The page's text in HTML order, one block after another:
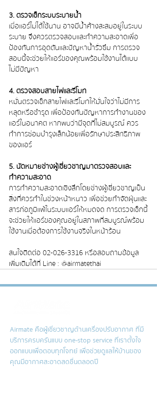
3. ตรวจเช็กระบบระบายน้ำ
เมื่อแอร์ไม่ได้ใช้นาน อาจมีน้ำค้างสะสมอยู่ในระบบ
ระบาย จึงควรตรวจสอบและทำความสะอาดเพื่อ
ป้องกันการอุดตันและปัญหาน้ำรั่วซึม การตรวจ
สอบนี้จะช่วยให้แอร์ของคุณพร้อมใช้งานได้แบบ
ไม่มีปัญหา
4. ตรวจสอบสายไฟและรีโมท
หมั่นตรวจเช็กสายไฟและรีโมทให้มั่นใจว่าไม่มีการ
หลุดหรือชำรุด เพื่อป้องกันปัญหาการทำงานของ
แอร์ในอนาคต หากพบว่ามีจุดที่ไม่สมบูรณ์ ควร
ทำการซ่อมบำรุงเล็กน้อยเพื่อรักษาประสิทธิภาพ
ของแอร์
5. นัดหมายช่างผู้เชี่ยวชาญมาตรวจสอบและ
ทำความสะอาด
การทำความสะอาดเชิงลึกโดยช่างผู้เชี่ยวชาญเป็น
สิ่งที่ควรทำในช่วงหน้าหนาว เพื่อช่วยกำจัดฝุ่นและ
สารก่อภูมิแพ้ในระบบแอร์ให้หมดจด การตรวจเช็กนี้
จะช่วยให้แอร์ของคุณอยู่ในสภาพที่สมบูรณ์พร้อม
ใช้งานเมื่อต้องการใช้งานจริงในหน้าร้อน
สนใจติดต่อ 02-026-3316 หรือสอบถามข้อมูล
เพิ่มเติมได้ที่ Line : @airmatethai
Airmate คือผู้เชี่ยวชาญด้านเครื่องปรับอากาศ ที่มี
บริการครบครันแบบ one-stop service ที่เราตั้งใจ
ออกแบบเพื่อตอบทุกโจทย์ เพื่อช่วยดูแลให้บ้านของ
คุณมีอากาศสะอาดสดชื่นตลอดปี